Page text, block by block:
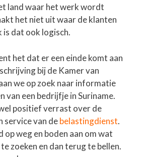
land waar het werk wordt
het niet uit waar de klanten
is dat ook logisch.
het dat er een einde komt aan
bij de Kamer van
we op zoek naar informatie
van een bedrijfje in Suriname.
positief verrast over de
service van debelastingdienst.
op weg en boden aan om wat
zoeken en dan terug te bellen.